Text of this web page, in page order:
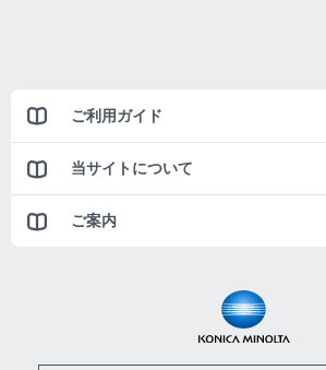
ご利用ガイド
当サイトについて
ご案内